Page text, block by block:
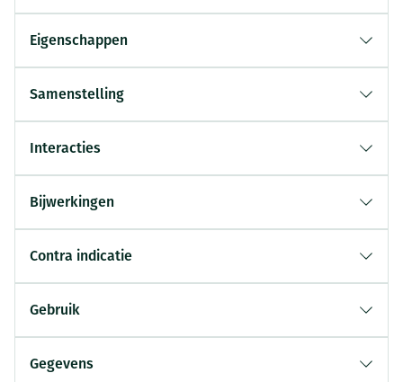
Eigenschappen
Samenstelling
Interacties
Bijwerkingen
Contra indicatie
Gebruik
Gegevens